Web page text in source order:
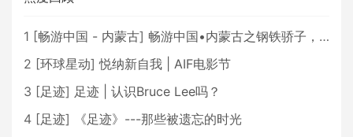
1 [畅游中国 - 内蒙古] 畅游中国•内蒙古之钢铁骄子，魅力包头
2 [环球星动] 悦纳新自我 | AIF电影节
3 [足迹] 足迹 | 认识Bruce Lee吗？
4 [足迹]
《足迹》---那些被遗忘的时光